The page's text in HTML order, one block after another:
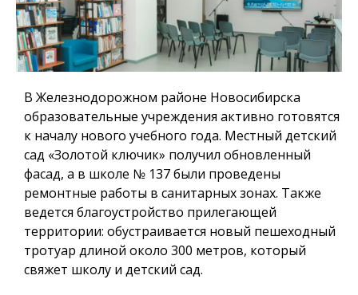
В Железнодорожном районе Новосибирска
образовательные учреждения активно готовятся
к началу нового учебного года. Местный детский
сад «Золотой ключик» получил обновленный
фасад, а в школе № 137 были проведены
ремонтные работы в санитарных зонах. Также
ведется благоустройство прилегающей
территории: обустраивается новый пешеходный
тротуар длиной около 300 метров, который
свяжет школу и детский сад.